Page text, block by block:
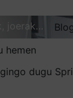
joerak…
hemen
dugu